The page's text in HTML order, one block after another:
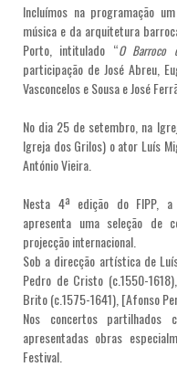
Incluímos na programação
música e da arquitetura
Porto, intitulado “O Barroco
participação de José Abreu,
Vasconcelos e Sousa e José
No dia 25 de setembro, na
Igreja dos Grilos) o ator Luís
António Vieira.
Nesta 4ª edição do FIPP,
apresenta uma seleção de
projecção internacional.
Sob a direcção artística de
Pedro de Cristo (c.1550-
Brito (c.1575-1641), [Afonso
Nos concertos partilhados
apresentadas obras
Festival.